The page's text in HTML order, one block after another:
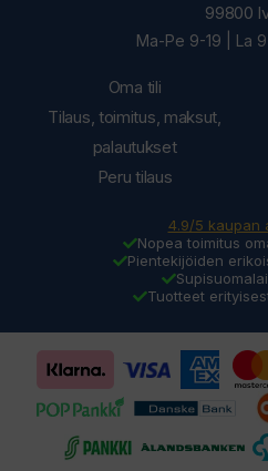
Oma tili
Tilaus, toimitus, maksut,
palautukset
Peru tilaus
99800
Ma-Pe 9-19 | La
4.9/5 kaupan
Nopea toimitus
Pientekijöiden
Tuotteet